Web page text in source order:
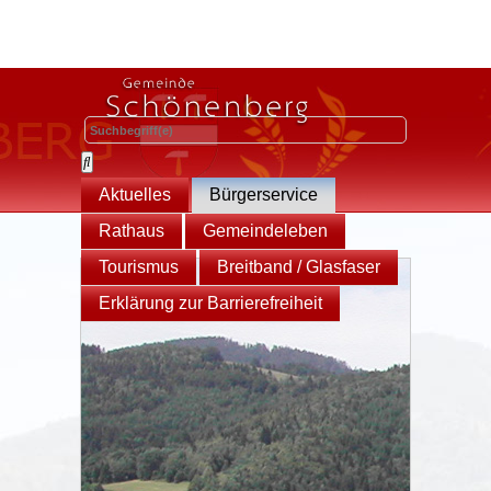
Aktuelles
Bürgerservice
Rathaus
Gemeindeleben
Tourismus
Breitband / Glasfaser
Erklärung zur Barrierefreiheit